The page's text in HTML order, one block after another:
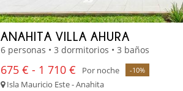
ANAHITA VILLA AHURA
6 personas • 3 dormitorios • 3 baños
675 € - 1 710 € Por noche -10%
Isla Mauricio Este - Anahita